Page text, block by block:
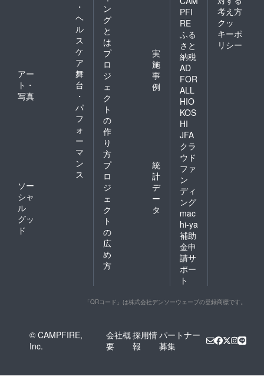
・
ヘ
ル
ス
ケ
ア
アー
ト・
写真
舞
台
・
パ
フ
ォ
ー
マ
ン
ス
ソー
シャ
ル
グッ
ド
ン
グ
と
は
プ
ロ
ジ
ェ
ク
ト
の
作
り
方
実
施
事
例
プ
ロ
ジ
ェ
ク
ト
の
広
め
方
統
計
デ
ー
タ
PFI
RE
ふる
さと
納税
AD
FOR
ALL
HIO
KOS
HI
JFA
クラ
ウド
ファ
ン
ディ
ング
mac
hi-ya
補助
金申
請サ
ポー
ト
考え方
クッ
キーポ
リシー
「QRコード」は株式会社デンソーウェーブの登録商標です。
© CAMPFIRE,
Inc.
会社概
要
採用情
報
パートナー
募集